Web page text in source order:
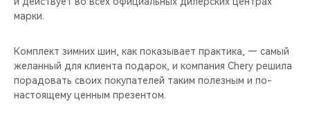
НОВИНКИ
CHERY REMOTE
CHERY И СПОРТ
марки.
Комплект зимних шин, как показывает практика, — самый
желанный для клиента подарок, и компания Chery решила
порадовать своих покупателей таким полезным и по-
настоящему ценным презентом.